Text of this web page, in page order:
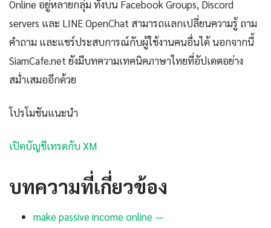
Online อยู่หลายกลุ่ม ทั้งบน Facebook Groups, Discord
servers และ LINE OpenChat สามารถแลกเปลี่ยนความรู้ ถาม
คำถาม และแชร์ประสบการณ์กับผู้ใช้งานคนอื่นได้ นอกจากนี้
SiamCafe.net ยังมีบทความเทคนิคภาษาไทยที่อัปเดตอย่าง
สม่ำเสมออีกด้วย
โปรโมชันแนะนำ
เปิดบัญชีเทรดกับ XM
บทความที่เกี่ยวข้อง
make passive income online —